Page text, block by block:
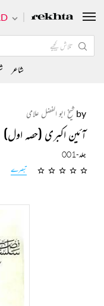
by شیخ ابو الفضل علامی
آئین اکبری (حصہ اول)
جلد-001
تبصرے
شاعر